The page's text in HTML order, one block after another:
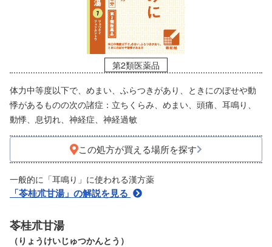
第2類医薬品
苓桂朮甘湯
（りょうけいじゅつかんとう）
体力中等度以下で、めまい、ふらつきがあり、ときにのぼせや動
悸があるものの次の諸症：立ちくらみ、めまい、頭痛、耳鳴り、
動悸、息切れ、神経症、神経過敏
この処方が買える場所を探す
一般的に「耳鳴り」に使われる漢方薬
「苓桂朮甘湯」の解説を見る